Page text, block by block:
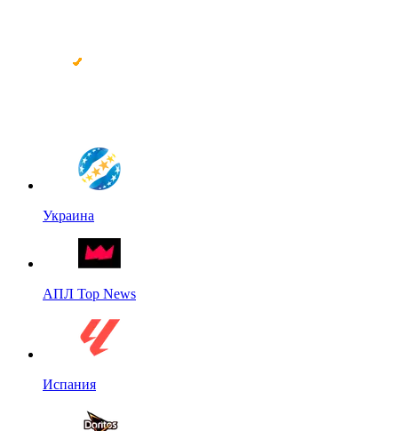
Украина
АПЛ Top News
Испания